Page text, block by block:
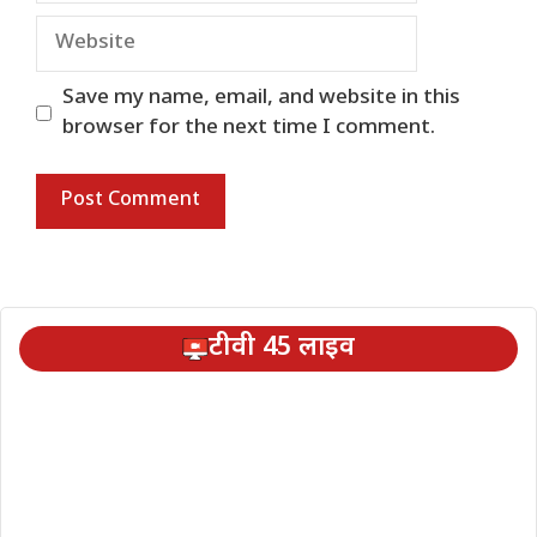
Website
Save my name, email, and website in this
browser for the next time I comment.
टीवी 45 लाइव